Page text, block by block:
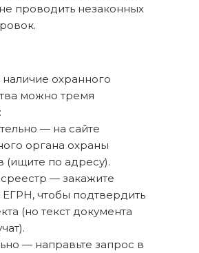
проводить незаконных
охранного
можно тремя
— на сайте
органа охраны
(ищите по адресу).
— закажите
ЕГРН, чтобы подтвердить
(но текст документа
— направьте запрос в